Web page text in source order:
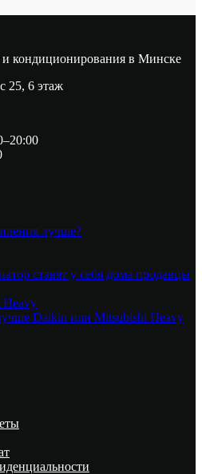
и кондиционирования в Минске
25, 6 этаж
лучше?
ставят у себя дома продавцы
Daikin или Mitsubishi Heavy